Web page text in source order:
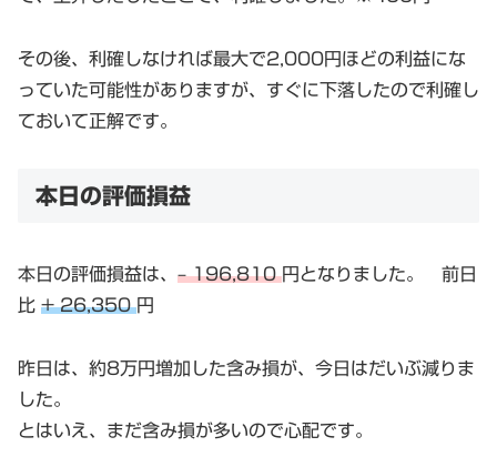
その後、利確しなければ最大で2,000円ほどの利益にな
っていた可能性がありますが、すぐに下落したので利確し
ておいて正解です。
本日の評価損益
本日の評価損益は、 – 196,810円となりました。 前日
比 + 26,350円
昨日は、約8万円増加した含み損が、今日はだいぶ減りま
した。
とはいえ、まだ含み損が多いので心配です。